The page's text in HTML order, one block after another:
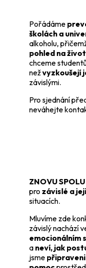
Pořádáme
školách a
alkoholu,
pohled na
chceme
nežvyzkoušejí
závislými.
Pro sjednání
neváhejte
ZNOVU SPOLU
pro závislé a
situacích.
Mluvíme zde
závislý nachází
emocionálním
a neví, jak
jsme